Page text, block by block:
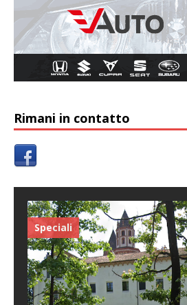
Rimani in contatto
Speciali